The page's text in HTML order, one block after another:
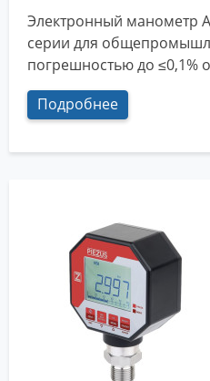
Электронный манометр
серии для
погрешностью до ≤0,1%
Подробнее